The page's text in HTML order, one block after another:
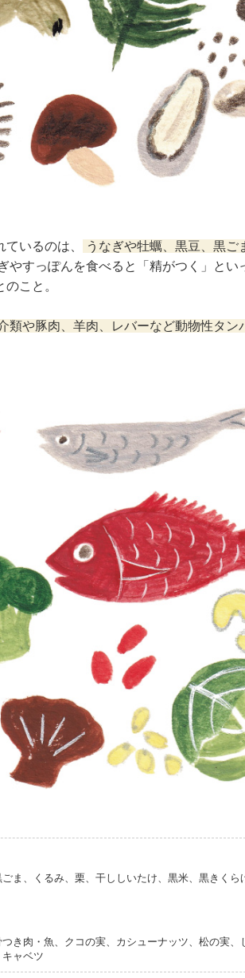
いるのは、
うなぎや牡蠣、黒豆、黒
やすっぽんを食べると「精がつく」とい
こと。
類や豚肉、羊肉、レバーなど動物性タン
ま、くるみ、栗、干ししいたけ、黒米、黒きく
き肉・魚、クコの実、カシューナッツ、松の実
ャベツ